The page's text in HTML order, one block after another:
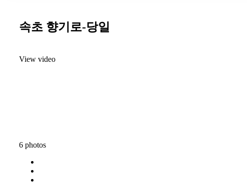
속초 향기로-당일
View video
6 photos